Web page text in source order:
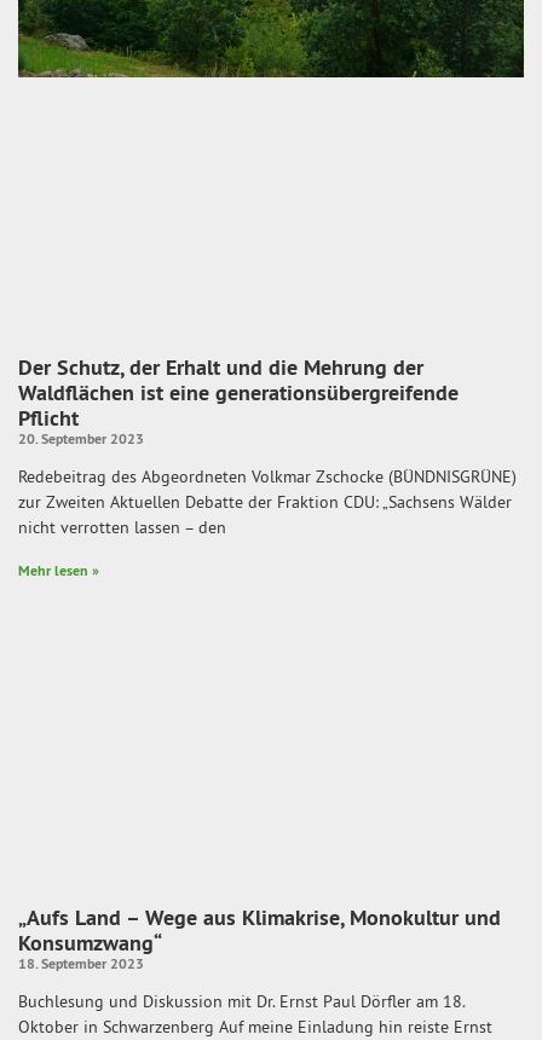
Der Schutz, der Erhalt und die Mehrung der
Waldflächen ist eine generationsübergreifende
Pflicht
20. September 2023
Redebeitrag des Abgeordneten Volkmar Zschocke (BÜNDNISGRÜNE)
zur Zweiten Aktuellen Debatte der Fraktion CDU: „Sachsens Wälder
nicht verrotten lassen – den
Mehr lesen »
„Aufs Land – Wege aus Klimakrise, Monokultur und
Konsumzwang“
18. September 2023
Buchlesung und Diskussion mit Dr. Ernst Paul Dörfler am 18.
Oktober in Schwarzenberg Auf meine Einladung hin reiste Ernst